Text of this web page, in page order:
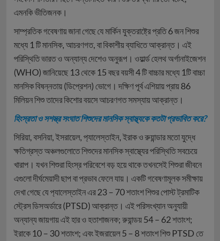
এমনকি ভীতিজনক।
সাম্প্রতিক গবেষণায় জানা গেছে যে মার্কিন যুক্তরাষ্ট্রে প্রতি 6 জন শিশুর
মধ্যে 1 টি মানসিক, আচরণগত, বা বিকাশীয় ব্যাধিতে আক্রান্ত। এই
পরিস্থিতি ভারত ও অন্যান্য দেশেও অনুরূপ। ওয়ার্ল্ড হেলথ অর্গানাইজেশন
(WHO) জানিয়েছে 13 থেকে 15 বছর বয়সী 4 টি বাচ্চার মধ্যে 1টি বাচ্চা
মানসিক বিষন্নতায় (ডিপ্রেশন) ভোগে। দক্ষিণ পূর্ব এশিয়ায় প্রায় 86
মিলিয়ন শিশু তাদের কিশোর বয়সে আচরণগত সমস্যায় আক্রান্ত।
হিংস্রতা ও সশস্ত্র সংঘাত শিশুদের মানসিক স্বাস্থ্যকে কতটা প্রভাবিত করে?
সিরিয়া, বসনিয়া, ইসরায়েল, প‍্যালেস্তাইন, ইরাক ও রুয়ান্ডার মতো যুদ্ধে
ক্ষতিগ্রস্ত অঞ্চলগুলোতে শিশুদের মানসিক স্বাস্থ্যের পরিস্থিতি সবচেয়ে
খারাপ। যখন শিশুরা হিংস্র পরিবেশে বড় হয়ে থাকে তখনসেই শিশুরা জীবনে
এগুলো দীর্ঘমেয়াদী ছাপ বা প্রভাব ফেলে যায়। একটি গবেষণামূলক সমীক্ষায়
দেখা গেছে যে প‍্যালেস্তাইন এর 23 – 70 শতাংশ শিশুর পোস্ট ট্রমাটিক
স্ট্রেস ডিসঅর্ডারে (PTSD) আক্রান্ত। এই পরিসংখ্যান অনুযায়ী
অন্যান্য জায়গায় এই হার ও হতাশাজনক; রুয়ান্ডয় 54 – 62 শতাংশ;
ইরাকে 10 – 30 শতাংশ; এবং ইজরায়েল 5 – 8 শতাংশ শিশু PTSD তে